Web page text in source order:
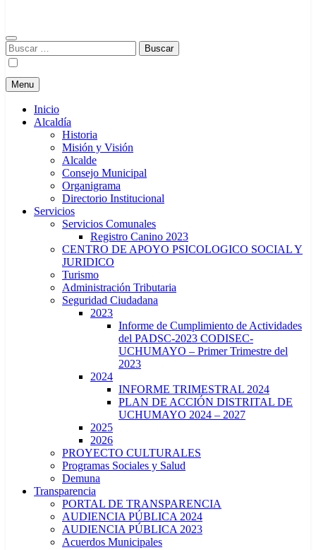
Buscar:
Menu
Inicio
Alcaldía
Historia
Misión y Visión
Alcalde
Consejo Municipal
Organigrama
Directorio Institucional
Servicios
Servicios Comunales
Registro Canino 2023
CENTRO DE APOYO PSICOLOGICO SOCIAL Y
JURIDICO
Turismo
Administración Tributaria
Seguridad Ciudadana
2023
Informe de Cumplimiento de Actividades
del PADSC-2023 CODISEC-
UCHUMAYO – Primer Trimestre del
2023
2024
INFORME TRIMESTRAL 2024
PLAN DE ACCIÓN DISTRITAL DE
UCHUMAYO 2024 – 2027
2025
2026
PROYECTO CULTURALES
Programas Sociales y Salud
Demuna
Transparencia
PORTAL DE TRANSPARENCIA
AUDIENCIA PÚBLICA 2024
AUDIENCIA PÚBLICA 2023
Acuerdos Municipales